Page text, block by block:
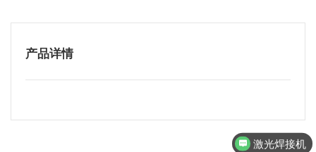
产品详情
激光焊接机